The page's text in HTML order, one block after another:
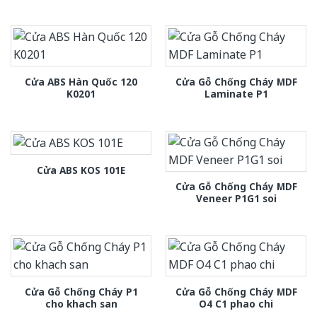
Cửa ABS Hàn Quốc 120
K0201
Cửa Gỗ Chống Cháy MDF
Laminate P1
Cửa ABS KOS 101E
Cửa Gỗ Chống Cháy MDF
Veneer P1G1 soi
Cửa Gỗ Chống Cháy P1
cho khach san
Cửa Gỗ Chống Cháy MDF
O4 C1 phao chi